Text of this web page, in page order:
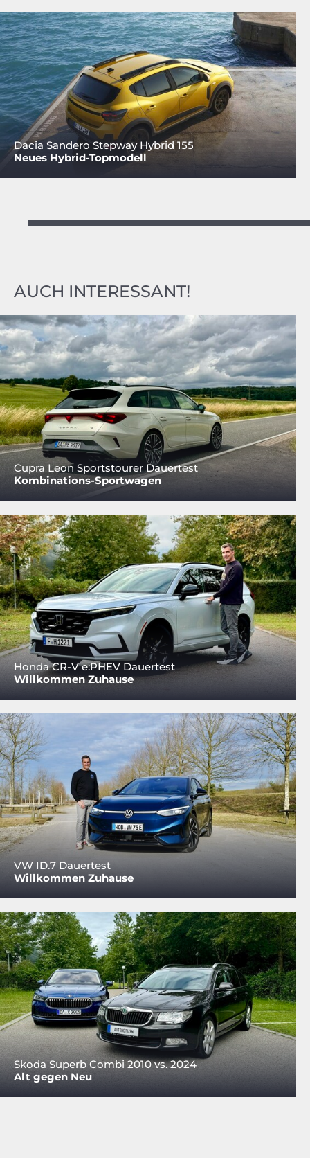
Dacia Sandero Stepway Hybrid 155
Neues Hybrid-Topmodell
AUCH INTERESSANT!
Cupra Leon Sportstourer Dauertest
Kombinations-Sportwagen
Honda CR-V e:PHEV Dauertest
Willkommen Zuhause
VW ID.7 Dauertest
Willkommen Zuhause
Skoda Superb Combi 2010 vs. 2024
Alt gegen Neu